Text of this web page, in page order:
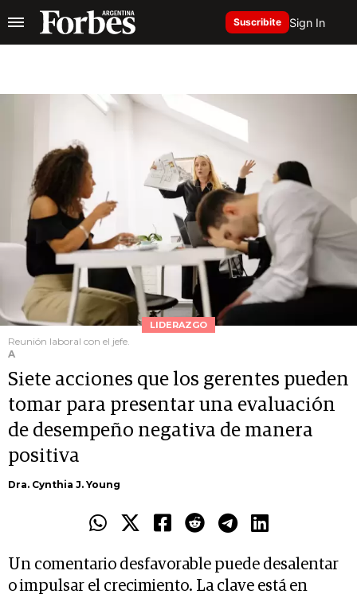
Suscribite Sign In
LIDERAZGO
Reunión laboral con el jefe.
A
Siete acciones que los gerentes pueden
tomar para presentar una evaluación
de desempeño negativa de manera
positiva
Dra. Cynthia J. Young
Un comentario desfavorable puede desalentar
o impulsar el crecimiento. La clave está en